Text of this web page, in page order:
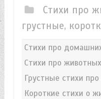
Стихи про
грустные,
Стихи про
Стихи про
Грустные стихи
Короткие стихи о